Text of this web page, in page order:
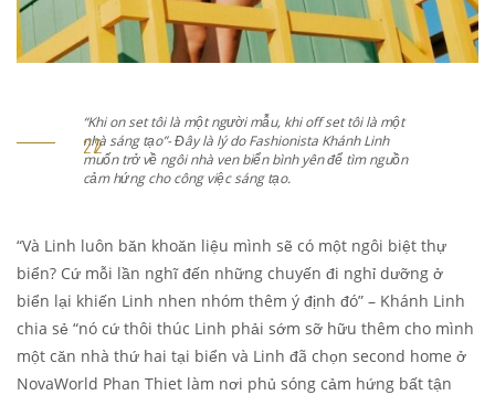
Linh
“Khi on set tôi là một người mẫu, khi off set tôi
nhà sáng tạo”- Đây là lý do Fashionista Khánh
muốn trở về ngôi nhà ven biển bình yên để
cảm hứng cho công việc sáng tạo.
“Và Linh luôn băn khoăn liệu mình sẽ có một ngôi biệt thự
biển? Cứ mỗi lần nghĩ đến những chuyến đi nghỉ dưỡng ở
biển lại khiến Linh nhen nhóm thêm ý định đó” – Khánh Linh
chia sẻ “nó cứ thôi thúc Linh phải sớm sỡ hữu thêm cho mình
một căn nhà thứ hai tại biển và Linh đã chọn second home ở
NovaWorld Phan Thiet làm nơi phủ sóng cảm hứng bất tận